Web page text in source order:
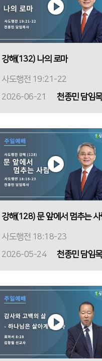
강해(132) 나의 로마
사도행전 19:21-22
2026-06-21
천종민 담임
강해(128) 문 앞에서 멈추는 사
사도행전 18:18-23
2026-05-24
천종민 담임